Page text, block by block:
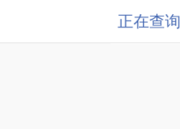
正在查